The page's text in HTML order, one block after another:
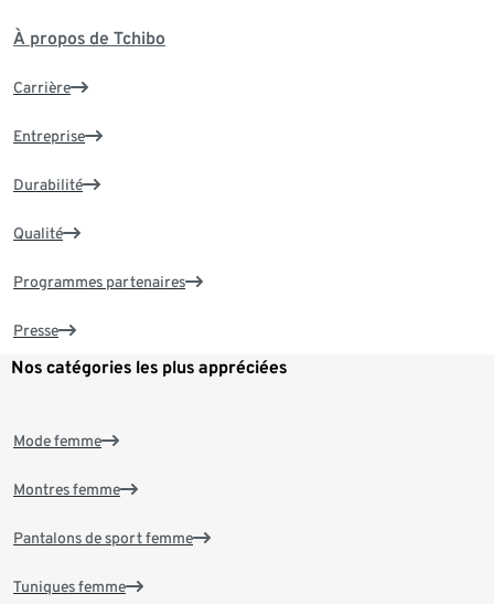
À propos de Tchibo
Carrière
Entreprise
Durabilité
Qualité
Programmes partenaires
Presse
Nos catégories les plus appréciées
Mode femme
Montres femme
Pantalons de sport femme
Tuniques femme